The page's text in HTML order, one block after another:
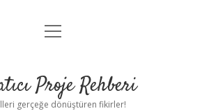
Anasayfa
Yasal Uyarı
menüyü
Proje Rehberi
gerçeğe dönüştüren fikirler!